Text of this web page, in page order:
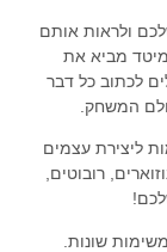
ולראות אותם
מביא את
לכתוב כל דבר
המשחק.
ליצירת עצמים
רובוטים,
שונות.